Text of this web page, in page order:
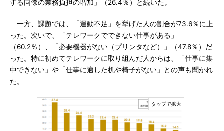
する同僚の業務負担の増加」（26.4％）と続いた。
一方、課題では、「運動不足」を挙げた人の割合が73.6％に上
った。次いで、「テレワークでできない仕事がある」
（60.2％）、「必要機器がない（プリンタなど）」（47.8％）だ
った。特に初めてテレワークに取り組んだ人からは、「仕事に集
中できない」や「仕事に適した机や椅子がない」との声も聞かれ
た。